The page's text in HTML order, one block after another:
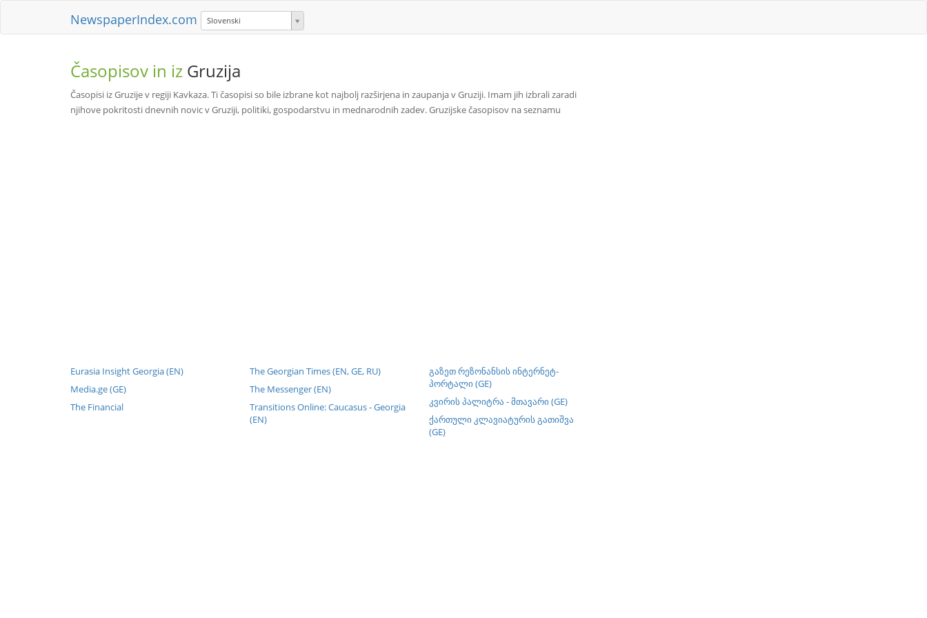
NewspaperIndex.com Slovenski
Časopisov in iz Gruzija
Časopisi iz Gruzije v regiji Kavkaza. Ti časopisi so bile izbrane kot najbolj razširjena in zaupanja v Gruziji. Imam jih izbrali zaradi
njihove pokritosti dnevnih novic v Gruziji, politiki, gospodarstvu in mednarodnih zadev. Gruzijske časopisov na seznamu
Eurasia Insight Georgia (EN)
Media.ge (GE)
The Financial
The Georgian Times (EN, GE, RU)
The Messenger (EN)
Transitions Online: Caucasus - Georgia
(EN)
გაზეთ რეზონანსის ინტერნეტ-
პორტალი (GE)
კვირის პალიტრა - მთავარი (GE)
ქართული კლავიატურის გათიშვა
(GE)